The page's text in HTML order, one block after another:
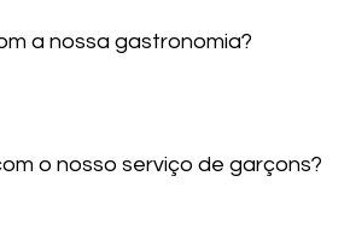
a nossa gastronomia?
o nosso serviço de garçons?